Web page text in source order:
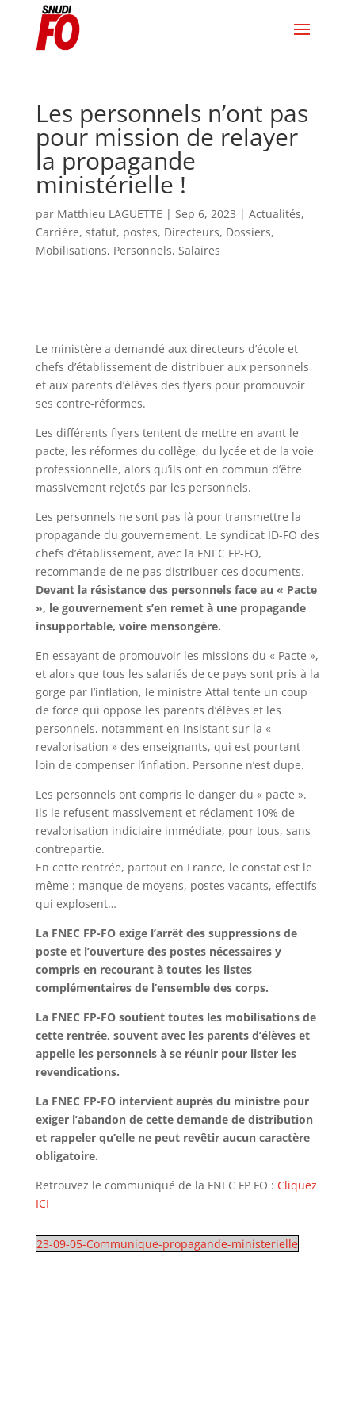
Les personnels n’ont pas
pour mission de relayer
la propagande
ministérielle !
par Matthieu LAGUETTE | Sep 6, 2023 | Actualités,
Carrière, statut, postes, Directeurs, Dossiers,
Mobilisations, Personnels, Salaires
Le ministère a demandé aux directeurs d’école et
chefs d’établissement de distribuer aux personnels
et aux parents d’élèves des flyers pour promouvoir
ses contre-réformes.
Les différents flyers tentent de mettre en avant le
pacte, les réformes du collège, du lycée et de la voie
professionnelle, alors qu’ils ont en commun d’être
massivement rejetés par les personnels.
Les personnels ne sont pas là pour transmettre la
propagande du gouvernement. Le syndicat ID-FO des
chefs d’établissement, avec la FNEC FP-FO,
recommande de ne pas distribuer ces documents.
Devant la résistance des personnels face au « Pacte
», le gouvernement s’en remet à une propagande
insupportable, voire mensongère.
En essayant de promouvoir les missions du « Pacte »,
et alors que tous les salariés de ce pays sont pris à la
gorge par l’inflation, le ministre Attal tente un coup
de force qui oppose les parents d’élèves et les
personnels, notamment en insistant sur la «
revalorisation » des enseignants, qui est pourtant
loin de compenser l’inflation. Personne n’est dupe.
Les personnels ont compris le danger du « pacte ».
Ils le refusent massivement et réclament 10% de
revalorisation indiciaire immédiate, pour tous, sans
contrepartie.
En cette rentrée, partout en France, le constat est le
même : manque de moyens, postes vacants, effectifs
qui explosent…
La FNEC FP-FO exige l’arrêt des suppressions de
poste et l’ouverture des postes nécessaires y
compris en recourant à toutes les listes
complémentaires de l’ensemble des corps.
La FNEC FP-FO soutient toutes les mobilisations de
cette rentrée, souvent avec les parents d’élèves et
appelle les personnels à se réunir pour lister les
revendications.
La FNEC FP-FO intervient auprès du ministre pour
exiger l’abandon de cette demande de distribution
et rappeler qu’elle ne peut revêtir aucun caractère
obligatoire.
Retrouvez le communiqué de la FNEC FP FO : Cliquez
ICI
23-09-05-Communique-propagande-ministerielle